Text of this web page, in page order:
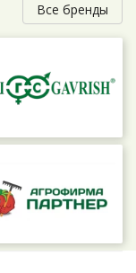
Все бренды